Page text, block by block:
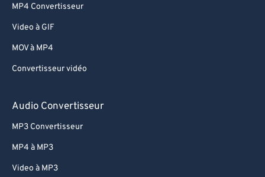
MP4 Convertisseur
Video à GIF
MOV à MP4
Convertisseur vidéo
Audio Convertisseur
MP3 Convertisseur
MP4 à MP3
Video à MP3